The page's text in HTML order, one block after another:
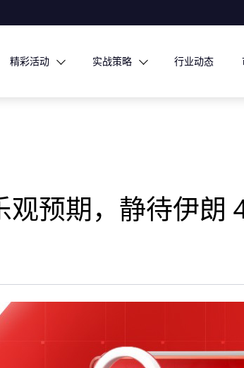
精彩活动 实战策略 行业动态
预期，静待伊朗